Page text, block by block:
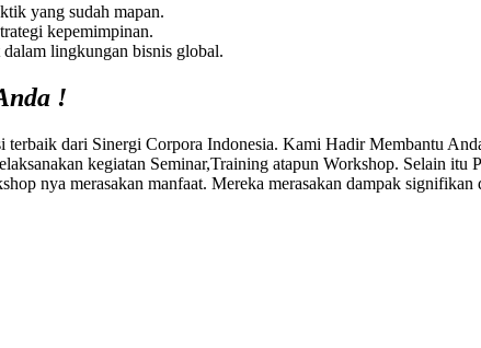
yang sudah mapan.
kepemimpinan.
lingkungan bisnis global.
!
dari Sinergi Corpora Indonesia. Kami Hadir Membantu
kegiatan Seminar,Training atapun Workshop. Selain itu
nya merasakan manfaat. Mereka merasakan dampak